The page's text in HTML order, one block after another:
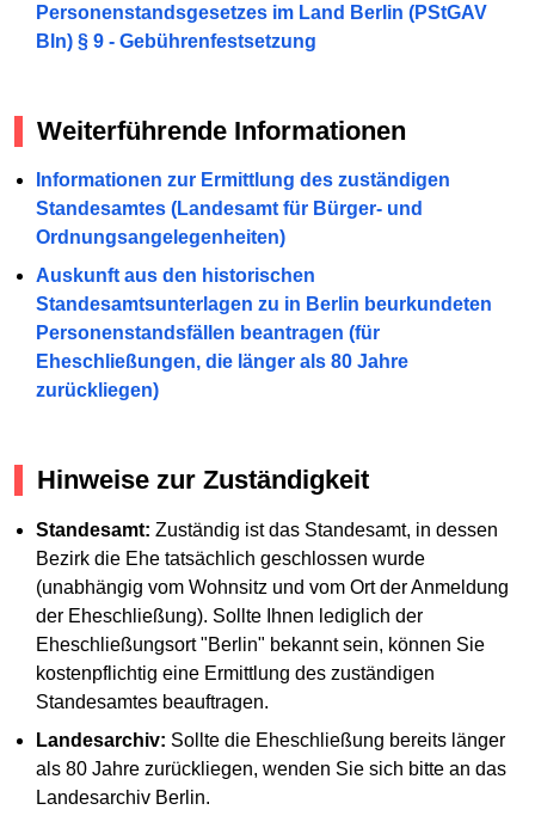
Personenstandsgesetzes im Land Berlin (PStGAV
Bln) § 9 - Gebührenfestsetzung
Weiterführende Informationen
Informationen zur Ermittlung des zuständigen
Standesamtes (Landesamt für Bürger- und
Ordnungsangelegenheiten)
Auskunft aus den historischen
Standesamtsunterlagen zu in Berlin beurkundeten
Personenstandsfällen beantragen (für
Eheschließungen, die länger als 80 Jahre
zurückliegen)
Hinweise zur Zuständigkeit
Standesamt: Zuständig ist das Standesamt, in dessen
Bezirk die Ehe tatsächlich geschlossen wurde
(unabhängig vom Wohnsitz und vom Ort der Anmeldung
der Eheschließung). Sollte Ihnen lediglich der
Eheschließungsort "Berlin" bekannt sein, können Sie
kostenpflichtig eine Ermittlung des zuständigen
Standesamtes beauftragen.
Landesarchiv: Sollte die Eheschließung bereits länger
als 80 Jahre zurückliegen, wenden Sie sich bitte an das
Landesarchiv Berlin.